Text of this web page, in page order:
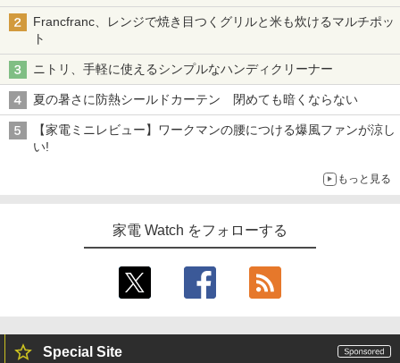
Francfranc、レンジで焼き目つくグリルと米も炊けるマルチポッ
ト
ニトリ、手軽に使えるシンプルなハンディクリーナー
夏の暑さに防熱シールドカーテン 閉めても暗くならない
【家電ミニレビュー】ワークマンの腰につける爆風ファンが涼し
い!
もっと見る
家電 Watch をフォローする
Special Site